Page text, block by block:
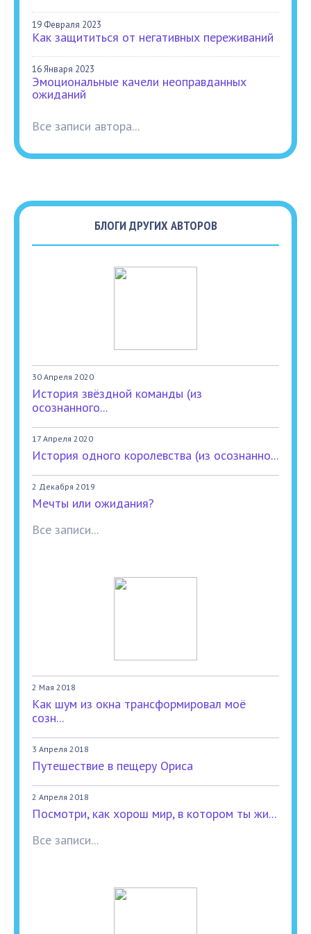
19 Февраля 2023
Как защититься от негативных переживаний
16 Января 2023
Эмоциональные качели неоправданных
ожиданий
Все записи автора...
БЛОГИ ДРУГИХ АВТОРОВ
30 Апреля 2020
История звёздной команды (из
осознанного...
17 Апреля 2020
История одного королевства (из осознанно...
2 Декабря 2019
Мечты или ожидания?
Все записи...
2 Мая 2018
Как шум из окна трансформировал моё
созн...
3 Апреля 2018
Путешествие в пещеру Ориса
2 Апреля 2018
Посмотри, как хорош мир, в котором ты жи...
Все записи...